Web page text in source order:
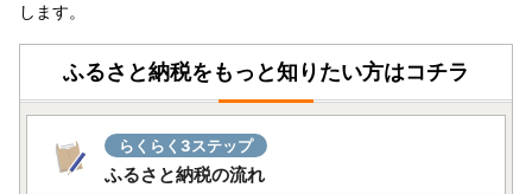
北杜市にご寄附をいただいた皆様のワンストップ特例申請手
続きの負担を軽減するために、
スマホのみで申請を完結できるアプリ「IAM(アイアム)」が
登場しました！
詳しくはこちらをご覧ください。
します。
ふるさと納税をもっと知りたい方はコチラ
らくらく3ステップ
ふるさと納税の流れ